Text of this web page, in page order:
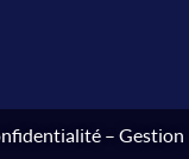
– Gestion